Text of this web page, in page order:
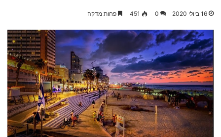
16 ביולי 2020 0
451 פחות מדקה